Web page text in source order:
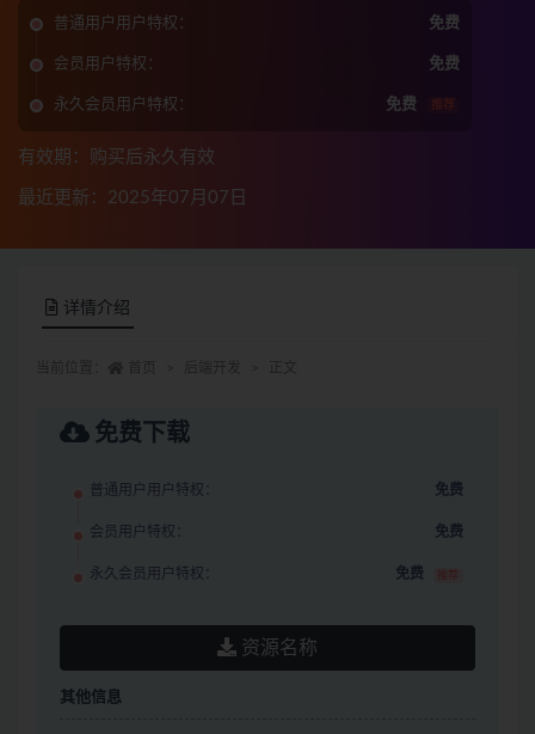
普通用户用户特权： 免费
会员用户特权： 免费
永久会员用户特权： 免费 推荐
有效期：购买后永久有效
最近更新：2025年07月07日
详情介绍
免费下载
普通用户用户特权： 免费
会员用户特权： 免费
永久会员用户特权： 免费 推荐
资源名称
其他信息